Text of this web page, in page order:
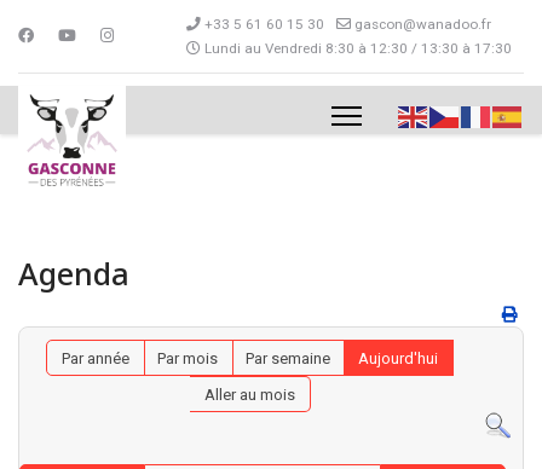
+33 5 61 60 15 30
gascon@wanadoo.fr
Lundi au Vendredi 8:30 à 12:30 / 13:30 à 17:30
Agenda
Par année Par mois Par semaine
Aujourd'hui
Aller au mois